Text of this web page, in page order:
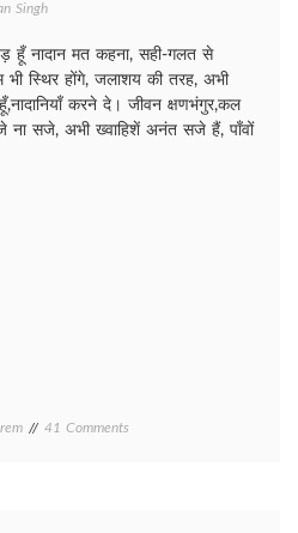
Singh
हूँ नादान मत कहना, सही-गलत से
स्थिर होंगे, जलाशय की तरह, अभी
करने दे। जीवन क्षणभंगुर,कल
सजे, अभी ख्वाहिशें अनंत सजे हैं, पाँवों
41 Comments